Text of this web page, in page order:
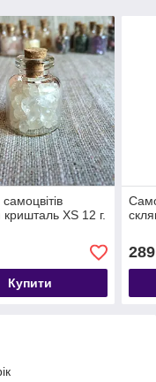
кришталь XS 12 г.
Купити
289